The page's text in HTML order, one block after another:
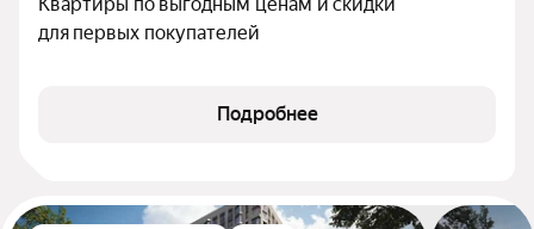
для первых покупателей
Подробнее